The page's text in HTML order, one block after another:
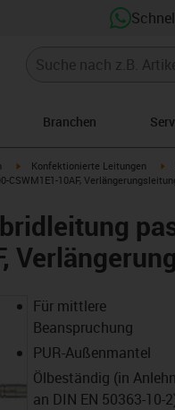
Branchen
igus-icon-arrow-right
Konfektionierte Leitungen
10AF,
Für mittlere
Beanspruchung
PUR-Außenmantel
Ölbeständig (in
an DIN EN 50363-10-